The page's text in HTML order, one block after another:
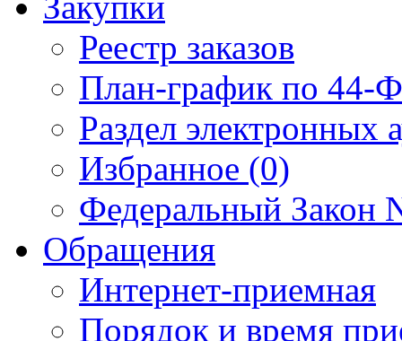
Реестр заказов
План-график по 44-
Раздел
Избранное (0)
Федеральный Закон
Обращения
Интернет-приемная
Порядок и время